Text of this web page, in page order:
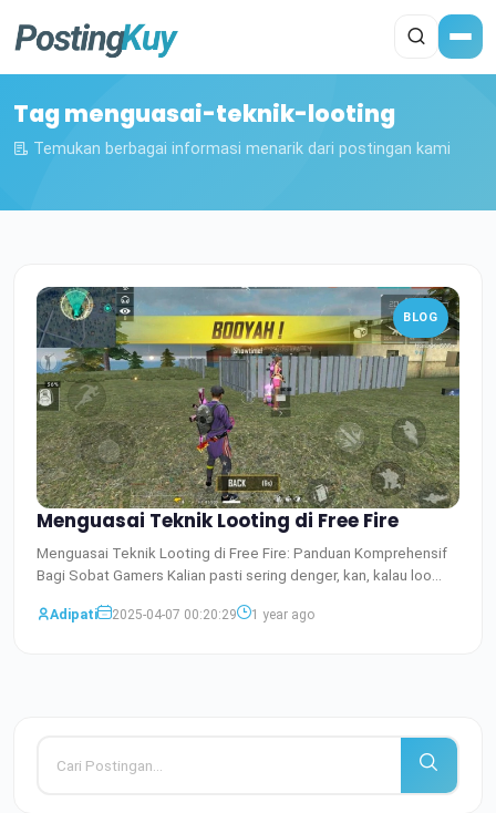
Tag menguasai-teknik-looting
Temukan berbagai informasi menarik dari postingan kami
BLOG
Menguasai Teknik Looting di Free Fire
Menguasai Teknik Looting di Free Fire: Panduan Komprehensif
Bagi Sobat Gamers Kalian pasti sering denger, kan, kalau loo
Adipati
2025-04-07 00:20:29 1 year ago